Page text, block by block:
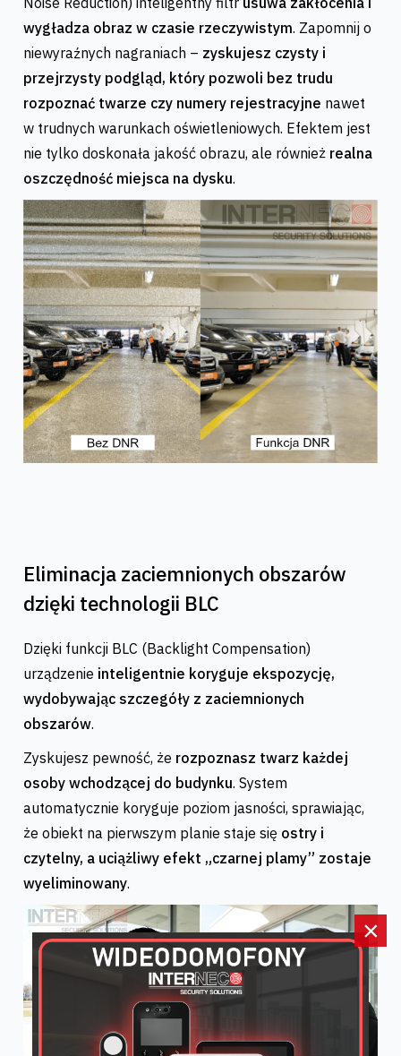
×
wygładza obraz w czasie rzeczywistym. Zapomnij o
niewyraźnych nagraniach – zyskujesz czysty i
przejrzysty podgląd, który pozwoli bez trudu
rozpoznać twarze czy numery rejestracyjne nawet
w trudnych warunkach oświetleniowych. Efektem jest
nie tylko doskonała jakość obrazu, ale również realna
oszczędność miejsca na dysku.
Eliminacja zaciemnionych obszarów
dzięki technologii BLC
Dzięki funkcji BLC (Backlight Compensation)
urządzenie inteligentnie koryguje ekspozycję,
wydobywając szczegóły z zaciemnionych
obszarów.
Zyskujesz pewność, że rozpoznasz twarz każdej
osoby wchodzącej do budynku. System
automatycznie koryguje poziom jasności, sprawiając,
że obiekt na pierwszym planie staje się ostry i
czytelny, a uciążliwy efekt „czarnej plamy” zostaje
wyeliminowany.